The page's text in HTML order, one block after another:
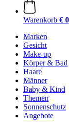
Warenkorb €
Marken
Gesicht
Make-up
Körper & Bad
Haare
Männer
Baby & Kind
Themen
Sonnenschutz
Angebote